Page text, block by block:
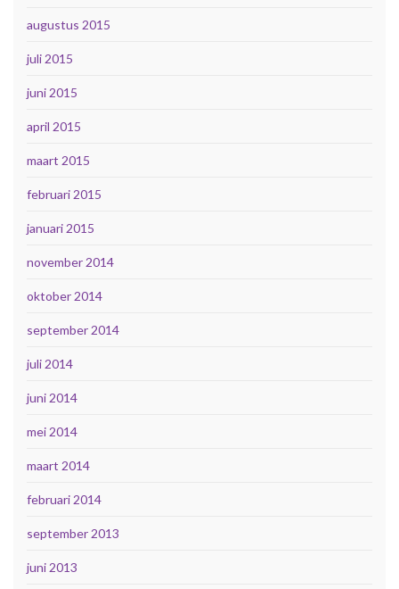
augustus 2015
juli 2015
juni 2015
april 2015
maart 2015
februari 2015
januari 2015
november 2014
oktober 2014
september 2014
juli 2014
juni 2014
mei 2014
maart 2014
februari 2014
september 2013
juni 2013